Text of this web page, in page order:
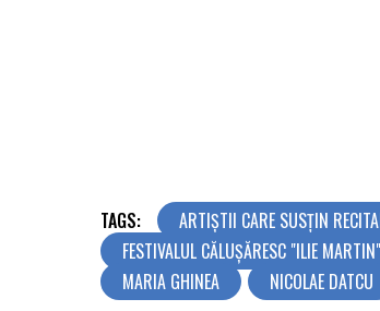
TAGS: ARTIȘTII CARE SUSȚIN
FESTIVALUL CĂLUȘĂRESC "ILIE
MARIA GHINEA
NICOLAE DATCU